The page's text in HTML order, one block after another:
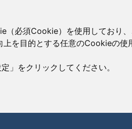
必須Cookie）を使用しており
を目的とする任意のCookieの
」をクリックしてください。
ーリンリメディオ株式会社
薬品工業株式会社
アイセイ株式会社
ト株式会社
化学株式会社